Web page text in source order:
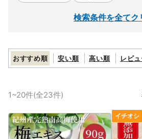
検索条件を全てク
おすすめ順 安い順 高い順 レビ
1~20件(全23件)